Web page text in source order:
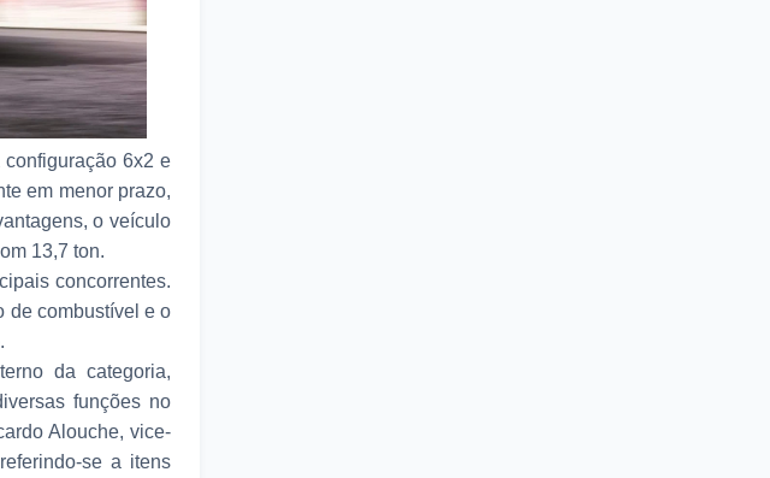
6x2 e
em menor prazo,
o veículo
13,7 ton.
concorrentes.
de combustível e o
da categoria,
funções no
Alouche, vice-
se a itens